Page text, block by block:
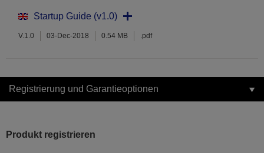
Startup Guide (v1.0)
V.1.0 03-Dec-2018 0.54 MB .pdf
Registrierung und Garantieoptionen
Produkt registrieren